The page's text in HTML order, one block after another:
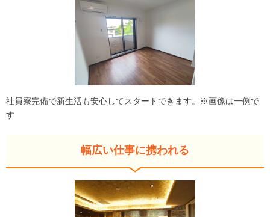
社員寮完備で新生活も安心してスタートできます。※画像は一例で
す
幅広い仕事に携われる